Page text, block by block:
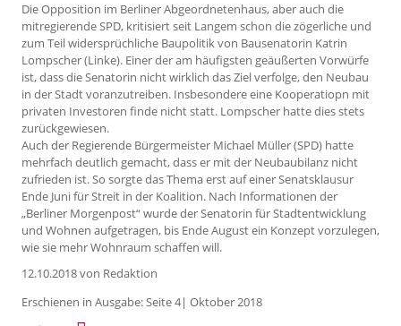
Die Opposition im Berliner Abgeordnetenhaus, aber auch die
mitregierende SPD, kritisiert seit Langem schon die zögerliche und
zum Teil widersprüchliche Baupolitik von Bausenatorin Katrin
Lompscher (Linke). Einer der am häufigsten geäußerten Vorwürfe
ist, dass die Senatorin nicht wirklich das Ziel verfolge, den Neubau
in der Stadt voranzutreiben. Insbesondere eine Kooperatiopn mit
privaten Investoren finde nicht statt. Lompscher hatte dies stets
zurückgewiesen.
Auch der Regierende Bürgermeister Michael Müller (SPD) hatte
mehrfach deutlich gemacht, dass er mit der Neubaubilanz nicht
zufrieden ist. So sorgte das Thema erst auf einer Senatsklausur
Ende Juni für Streit in der Koalition. Nach Informationen der
„Berliner Morgenpost“ wurde der Senatorin für Stadtentwicklung
und Wohnen aufgetragen, bis Ende August ein Konzept vorzulegen,
wie sie mehr Wohnraum schaffen will.
12.10.2018von Redaktion
Erschienen in Ausgabe: Seite 4| Oktober 2018